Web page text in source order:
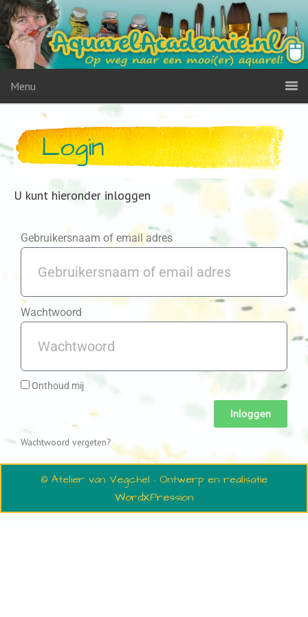
Menu
Login
U kunt hieronder inloggen
Gebruikersnaam of email adres
Wachtwoord
Onthoud mij
Inloggen
Wachtwoord vergeten?
© Atelier van Vegchel · Ontwerp en realisatie
WordXPression